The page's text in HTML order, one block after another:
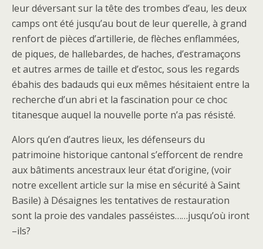
leur déversant sur la tête des trombes d’eau, les deux
camps ont été jusqu’au bout de leur querelle, à grand
renfort de pièces d’artillerie, de flèches enflammées,
de piques, de hallebardes, de haches, d’estramaçons
et autres armes de taille et d’estoc, sous les regards
ébahis des badauds qui eux mêmes hésitaient entre la
recherche d’un abri et la fascination pour ce choc
titanesque auquel la nouvelle porte n’a pas résisté.
Alors qu’en d’autres lieux, les défenseurs du
patrimoine historique cantonal s’efforcent de rendre
aux bâtiments ancestraux leur état d’origine, (voir
notre excellent article sur la mise en sécurité à Saint
Basile) à Désaignes les tentatives de restauration
sont la proie des vandales passéistes……jusqu’où iront
–ils?